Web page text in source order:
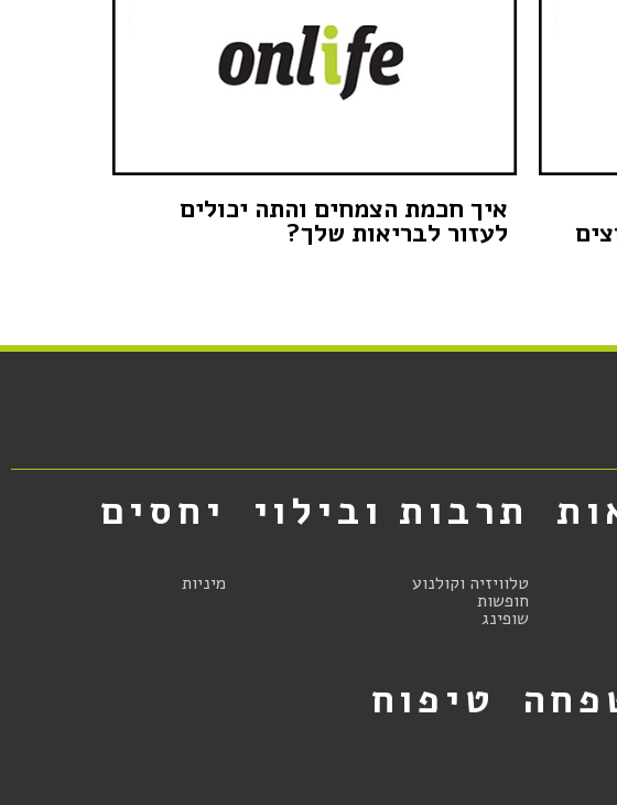
איך חכמת הצמחים והתה יכולים
לעזור לבריאות שלך?
תרבות ובילוי
טלוויזיה וקולנוע
חופשות
שופינג
יחסים
מיניות
טיפוח